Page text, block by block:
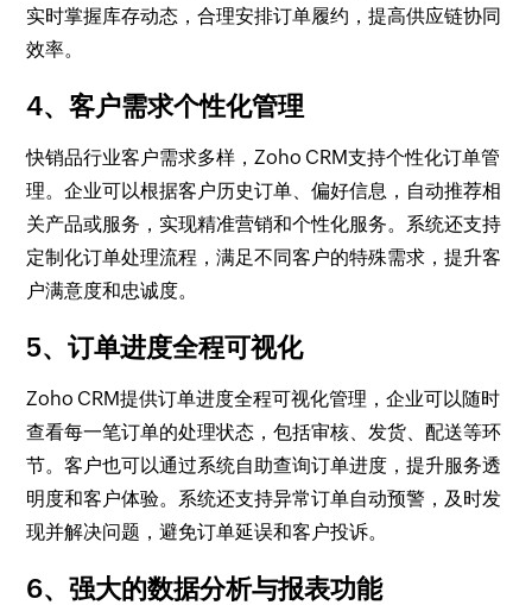
实时掌握库存动态，合理安排订单履约，提高供应链协同
效率。
4、客户需求个性化管理
快销品行业客户需求多样，Zoho CRM支持个性化订单管
理。企业可以根据客户历史订单、偏好信息，自动推荐相
关产品或服务，实现精准营销和个性化服务。系统还支持
定制化订单处理流程，满足不同客户的特殊需求，提升客
户满意度和忠诚度。
5、订单进度全程可视化
Zoho CRM提供订单进度全程可视化管理，企业可以随时
查看每一笔订单的处理状态，包括审核、发货、配送等环
节。客户也可以通过系统自助查询订单进度，提升服务透
明度和客户体验。系统还支持异常订单自动预警，及时发
现并解决问题，避免订单延误和客户投诉。
6、强大的数据分析与报表功能